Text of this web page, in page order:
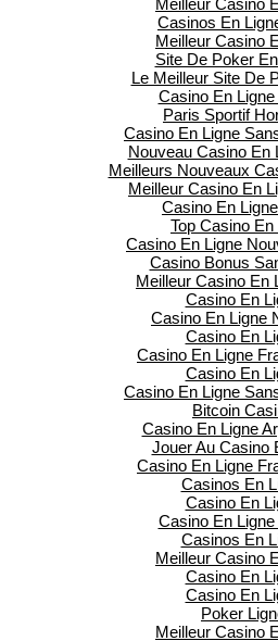
Meilleur Casino
Casinos En
Meilleur Casino
Site De Poker
Le Meilleur Site De
Casino En
Paris Sportif
Casino En Ligne
Nouveau Casino En
Meilleurs Nouveaux
Meilleur Casino En
Casino En
Top Casino En
Casino En Ligne
Casino Bonus
Meilleur Casino En
Casino En
Casino En Ligne
Casino En
Casino En Ligne
Casino En
Casino En Ligne
Bitcoin
Casino En Ligne
Jouer Au Casino
Casino En Ligne
Casinos En
Casino En
Casino En
Casinos En
Meilleur Casino
Casino En
Casino En
Poker
Meilleur Casino